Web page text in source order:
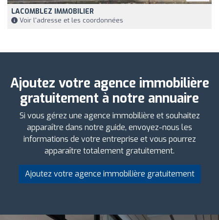
LACOMBLEZ IMMOBILIER
Voir l'adresse et les coordonnées
Ajoutez votre agence immobilière
gratuitement à notre annuaire
Si vous gérez une agence immobilière et souhaitez
apparaître dans notre guide, envoyez-nous les
informations de votre entreprise et vous pourrez
apparaître totalement gratuitement.
Ajoutez votre agence immobilière gratuitement